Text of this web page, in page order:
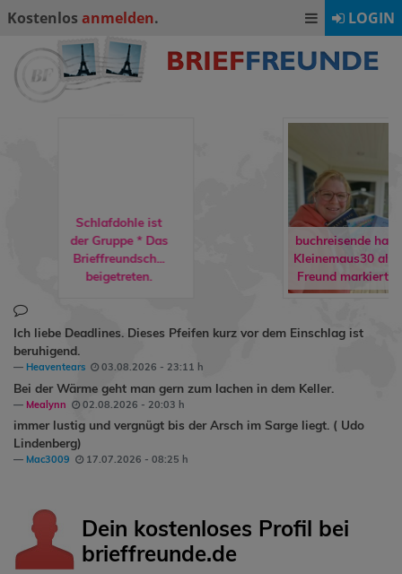
Kostenlos anmelden. LOGIN
Schlafdohle ist
der Gruppe * Das
Brieffreundsch...
beigetreten.
buchreisendehat
Kleinemaus30als
Freund markiert.
Ich liebe Deadlines. Dieses Pfeifen kurz vor dem Einschlag ist
beruhigend.
Heaventears 03.08.2026 - 23:11 h
Bei der Wärme geht man gern zum lachen in dem Keller.
Mealynn 02.08.2026 - 20:03 h
immer lustig und vergnügt bis der Arsch im Sarge liegt. ( Udo
Lindenberg)
Mac3009 17.07.2026 - 08:25 h
Dein kostenloses Profil bei
brieffreunde.de